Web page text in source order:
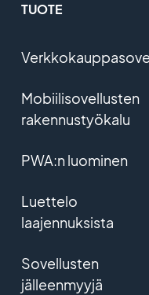
TUOTE
Mobiilisovellusten
rakennustyökalu
PWA:n luominen
Luettelo
laajennuksista
Sovellusten
jälleenmyyjä